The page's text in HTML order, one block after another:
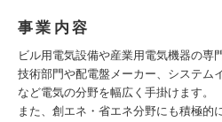
事業内容
ビル用電気設備や産業用電気機器の専
技術部門や配電盤メーカー、システム
など電気の分野を幅広く手掛けます。
また、創エネ・省エネ分野にも積極的